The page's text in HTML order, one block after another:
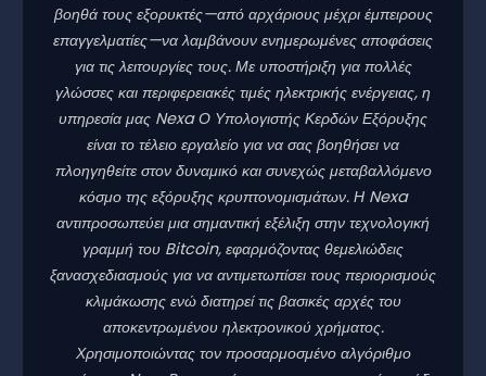
βοηθά τους εξορυκτές—από αρχάριους μέχρι έμπειρους
επαγγελματίες—να λαμβάνουν ενημερωμένες αποφάσεις
για τις λειτουργίες τους. Με υποστήριξη για πολλές
γλώσσες και περιφερειακές τιμές ηλεκτρικής ενέργειας, η
υπηρεσία μας Nexa Ο Υπολογιστής Κερδών Εξόρυξης
είναι το τέλειο εργαλείο για να σας βοηθήσει να
πλοηγηθείτε στον δυναμικό και συνεχώς μεταβαλλόμενο
κόσμο της εξόρυξης κρυπτονομισμάτων. Η Nexa
αντιπροσωπεύει μια σημαντική εξέλιξη στην τεχνολογική
γραμμή του Bitcoin, εφαρμόζοντας θεμελιώδεις
ξανασχεδιασμούς για να αντιμετωπίσει τους περιορισμούς
κλιμάκωσης ενώ διατηρεί τις βασικές αρχές του
αποκεντρωμένου ηλεκτρονικού χρήματος.
Χρησιμοποιώντας τον προσαρμοσμένο αλγόριθμο